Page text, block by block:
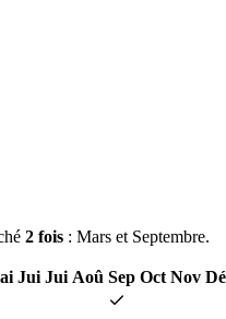
2 fois : Mars et Septembre.
Jui Jui Aoû Sep Oct Nov